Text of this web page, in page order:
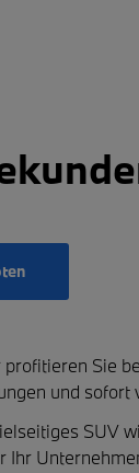
Sie
und sofort
SUV
Ihr